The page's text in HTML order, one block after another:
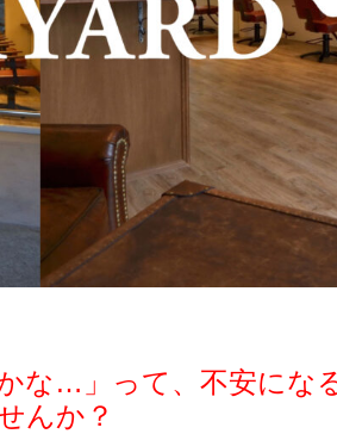
な…」って、不安にな
んか？